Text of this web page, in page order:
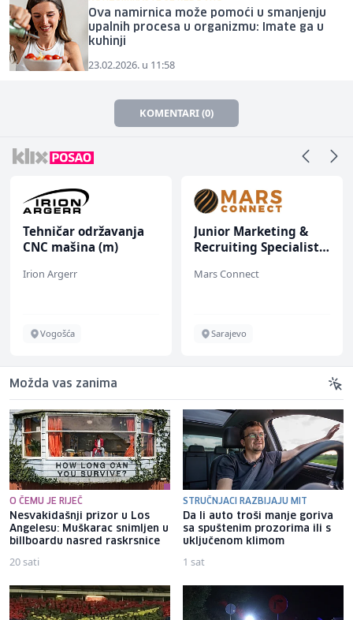
Ova namirnica može pomoći u smanjenju
upalnih procesa u organizmu: Imate ga u
kuhinji
23.02.2026. u 11:58
KOMENTARI (0)
Tehničar održavanja
CNC mašina (m)
Irion Argerr
Vogošća
Junior Marketing &
Recruiting Specialist
Mars Connect
Sarajevo
Možda vas zanima
O ČEMU JE RIJEČ
Nesvakidašnji prizor u Los
Angelesu: Muškarac snimljen u
billboardu nasred raskrsnice
20 sati
STRUČNJACI RAZBIJAJU MIT
Da li auto troši manje goriva
sa spuštenim prozorima ili s
uključenom klimom
1 sat